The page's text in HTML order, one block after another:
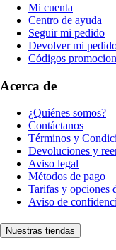
Mi cuenta
Centro de ayuda
Seguir mi pedido
Devolver mi
Códigos
Acerca de
¿Quiénes somos?
Contáctanos
Términos y
Devoluciones y
Aviso legal
Métodos de pago
Tarifas y opciones
Aviso de
Nuestras tiendas